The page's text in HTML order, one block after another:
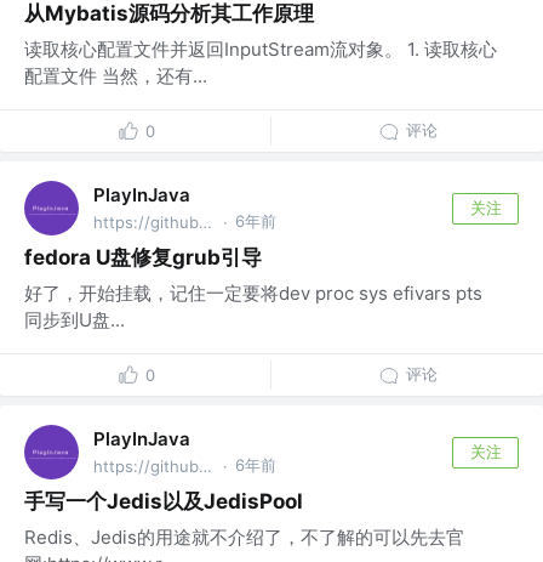
从Mybatis源码分析其工作原理
读取核心配置文件并返回InputStream流对象。 1. 读取核心
配置文件 当然，还有...
0 评论
PlayInJava
https://github.com/fantj2016/java-reader @alibaba · 6年前
关注
fedora U盘修复grub引导
好了，开始挂载，记住一定要将dev proc sys efivars pts
同步到U盘...
0 评论
PlayInJava
https://github.com/fantj2016/java-reader @alibaba · 6年前
关注
手写一个Jedis以及JedisPool
Redis、Jedis的用途就不介绍了，不了解的可以先去官